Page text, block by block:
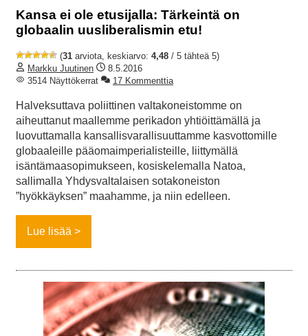
Kansa ei ole etusijalla: Tärkeintä on
globaalin uusliberalismin etu!
(31 arviota, keskiarvo: 4,48 / 5 tähteä 5)
Markku Juutinen
8.5.2016
3514 Näyttökerrat
17 Kommenttia
Halveksuttava poliittinen valtakoneistomme on
aiheuttanut maallemme perikadon yhtiöittämällä ja
luovuttamalla kansallisvarallisuuttamme kasvottomille
globaaleille pääomaimperialisteille, liittymällä
isäntämaasopimukseen, kosiskelemalla Natoa,
sallimalla Yhdysvaltalaisen sotakoneiston
”hyökkäyksen” maahamme, ja niin edelleen.
Lue lisää